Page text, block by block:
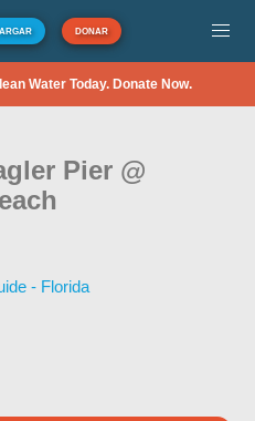
DONAR
Water Today. Donate Now.
Pier @
- Florida